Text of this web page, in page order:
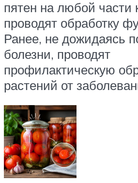
пятен на любой части
проводят обработку
Ранее, не дожидаясь
болезни, проводят
профилактическую
растений от